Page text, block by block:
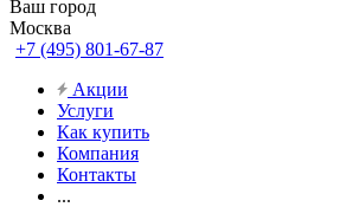
Ваш город
Москва
+7 (495) 801-67-87
Акции
Услуги
Как купить
Компания
Контакты
...